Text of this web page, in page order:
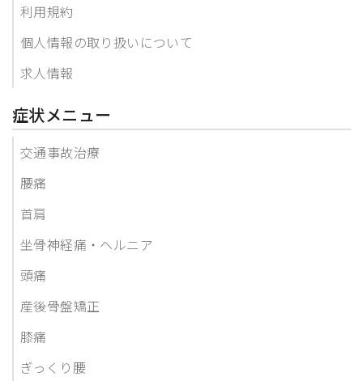
利用規約
個人情報の取り扱いについて
求人情報
症状メニュー
交通事故治療
腰痛
首肩
坐骨神経痛・ヘルニア
頭痛
産後骨盤矯正
膝痛
ぎっくり腰